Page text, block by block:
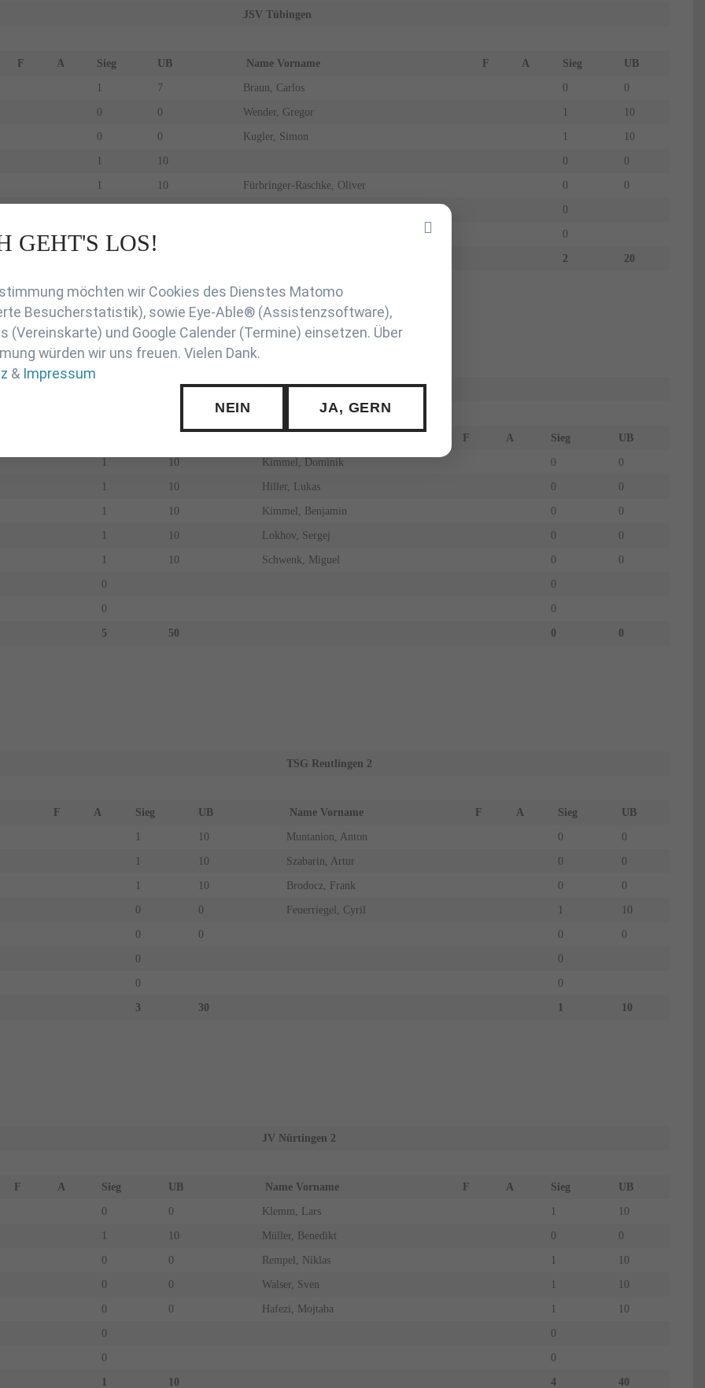
JSV Tübingen
F A Sieg UB Name Vorname F A Sieg UB
1 7 Braun, Carlos 0 0
0 0 Wender, Gregor 10
0 0 Kugler, Simon 1 10
10 0 0
1 10 Fürbringer-Raschke, Oliver 0 0
0
0 0
2 20
FA Göppingen
F A Sieg UB
1 10 Kimmel, Dominik 0 0
1 10 Hiller, Lukas 0 0
1 10 Kimmel, Benjamin 0 0
10 Lokhov, Sergej 0 0
1 10 Schwenk, Miguel 0 0
0 0
0 0
5 50 0 0
TSG Reutlingen 2
F A Sieg UB Name Vorname F A Sieg UB
1 10 Muntanion, Anton 0 0
10 Szabarin, Artur 0 0
1 10 Brodocz, Frank 0 0
0 0 Feuerriegel, Cyril 10
0 0 0 0
0 0
0 0
3 30 1 10
JV Nürtingen 2
F A Sieg UB Name Vorname F A Sieg UB
0 0 Klemm, Lars 1 10
10 Müller, Benedikt 0 0
0 0 Rempel, Niklas 1 10
0 0 Walser, Sven 10
0 0 Hafezi, Mojtaba 1 10
0 0
0 0
1 10 4 40
GEHT'S LOS!
möchten wir Cookies des Dienstes Matomo
Besucherstatistik), sowie Eye-Able® (Assistenzsoftware),
(Vereinskarte) und Google Calender (Termine) einsetzen. Über
würden wir uns freuen. Vielen Dank.
& Impressum
NEIN JA, GERN